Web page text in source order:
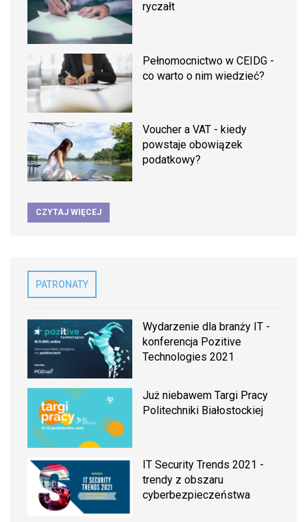
ryczałt
Pełnomocnictwo w CEIDG -
co warto o nim wiedzieć?
Voucher a VAT - kiedy
powstaje obowiązek
podatkowy?
CZYTAJ WIĘCEJ
PATRONATY
Wydarzenie dla branży IT -
konferencja Pozitive
Technologies 2021
Już niebawem Targi Pracy
Politechniki Białostockiej
IT Security Trends 2021 -
trendy z obszaru
cyberbezpieczeństwa